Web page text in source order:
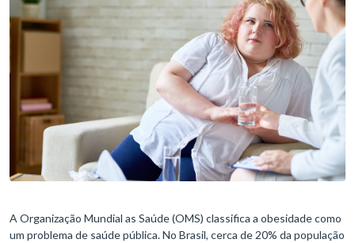
A Organização Mundial as Saúde (OMS) classifica a obesidade como
um problema de saúde pública. No Brasil, cerca de 20% da população